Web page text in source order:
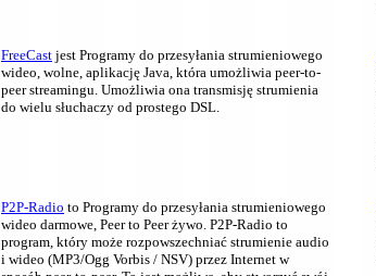
FreeCast jest Programy do przesyłania strumieniowego
wideo, wolne, aplikację Java, która umożliwia peer-to-
peer streamingu. Umożliwia ona transmisję strumienia
do wielu słuchaczy od prostego DSL.
P2P-Radio to Programy do przesyłania strumieniowego
wideo darmowe, Peer to Peer żywo. P2P-Radio to
program, który może rozpowszechniać strumienie audio
i wideo (MP3/Ogg Vorbis / NSV) przez Internet w